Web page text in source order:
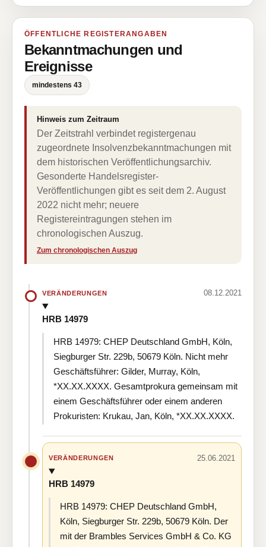
ÖFFENTLICHE REGISTERANGABEN
Bekanntmachungen und
Ereignisse
mindestens 43
Hinweis zum Zeitraum
Der Zeitstrahl verbindet registergenau
zugeordnete Insolvenzbekanntmachungen mit
dem historischen Veröffentlichungsarchiv.
Gesonderte Handelsregister-
Veröffentlichungen gibt es seit dem 2. August
2022 nicht mehr; neuere
Registereintragungen stehen im
chronologischen Auszug.
Zum chronologischen Auszug
VERÄNDERUNGEN 08.12.2021
HRB 14979
HRB 14979: CHEP Deutschland GmbH, Köln,
Siegburger Str. 229b, 50679 Köln. Nicht mehr
Geschäftsführer: Gilder, Murray, Köln,
*XX.XX.XXXX. Gesamtprokura gemeinsam mit
einem Geschäftsführer oder einem anderen
Prokuristen: Krukau, Jan, Köln, *XX.XX.XXXX.
VERÄNDERUNGEN 25.06.2021
HRB 14979
HRB 14979: CHEP Deutschland GmbH,
Köln, Siegburger Str. 229b, 50679 Köln. Der
mit der Brambles Services GmbH & Co. KG